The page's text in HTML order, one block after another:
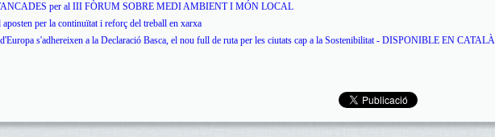
per al III FÒRUM SOBRE MEDI AMBIENT I MÓN LOCAL
per la continuïtat i reforç del treball en xarxa
s'adhereixen a la Declaració Basca, el nou full de ruta per les ciutats cap a la Sostenibilitat - DISPONIBLE EN CATALÀ